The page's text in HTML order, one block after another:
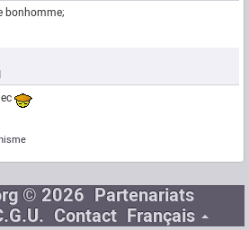
bonhomme;
© 2026 Partenariats
Contact Français